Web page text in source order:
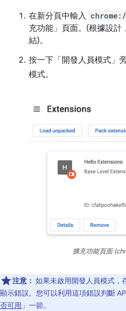
在新分頁中輸入
充功能」頁面。(根據設計，
結)。
按一下「開發人員模式」
模式。
擴充功能頁面
注意： 如果未啟用開發人員模式，
顯示錯誤。您可以利用這項錯誤判斷
否可用 」一節。